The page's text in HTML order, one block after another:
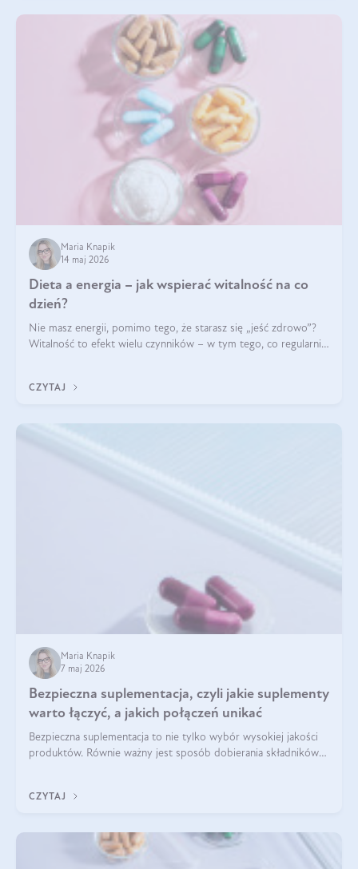
Maria Knapik
14 maj 2026
Dieta a energia – jak wspierać witalność na co
dzień?
Nie masz energii, pomimo tego, że starasz się „jeść zdrowo”?
Witalność to efekt wielu czynników – w tym tego, co regularnie
CZYTAJ
Maria Knapik
7 maj 2026
Bezpieczna suplementacja, czyli jakie suplementy
warto łączyć, a jakich połączeń unikać
Bezpieczna suplementacja to nie tylko wybór wysokiej jakości
produktów. Równie ważny jest sposób dobierania składników
CZYTAJ